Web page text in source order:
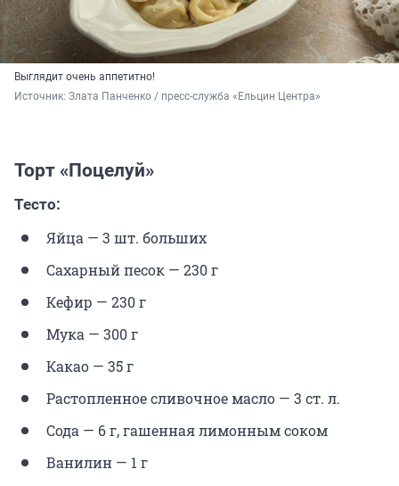
Выглядит очень аппетитно!
Источник: Злата Панченко / пресс-служба «Ельцин Центра»
Торт «Поцелуй»
Тесто:
Яйца — 3 шт. больших
Сахарный песок — 230 г
Кефир — 230 г
Мука — 300 г
Какао — 35 г
Растопленное сливочное масло — 3 ст. л.
Сода — 6 г, гашенная лимонным соком
Ванилин — 1 г